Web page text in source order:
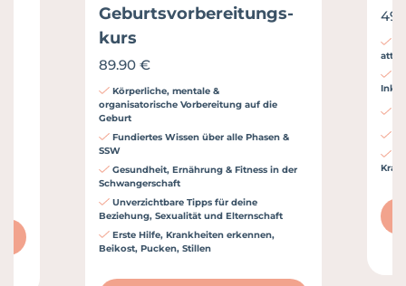
Geburts­vorbereitungs­
kurs
89.90 €
Körperliche, mentale &
organisatorische Vorbereitung auf die
Geburt
Fundiertes Wissen über alle Phasen &
SSW
Gesundheit, Ernährung & Fitness in der
Schwangerschaft
Unverzichtbare Tipps für deine
Beziehung, Sexualität und Elternschaft
Erste Hilfe, Krankheiten erkennen,
Beikost, Pucken, Stillen